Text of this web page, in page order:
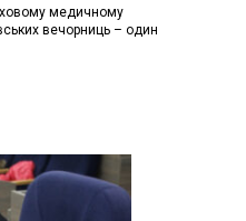
медичному
вечорниць – один